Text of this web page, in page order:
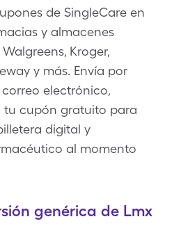
de SingleCare en
y almacenes
Kroger,
y más. Envía por
electrónico,
tu cupón gratuito para
digital y
al momento
genérica de Lmx